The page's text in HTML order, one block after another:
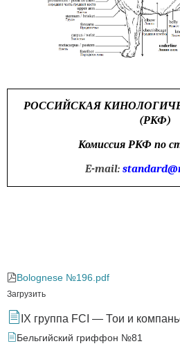
РОССИЙСКАЯ
(РКФ)
Комиссия РКФ по
E-mail:
Bolognese №196.pdf
Загрузить
IX группа FCI — Тои и
Бельгийский гриффон №81